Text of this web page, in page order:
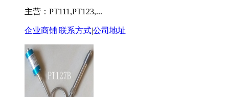
主营：PT111,PT123,...
企业商铺|联系方式|公司地址